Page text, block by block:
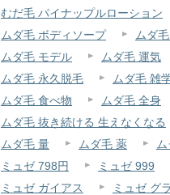
むだ毛 パイナップルローション
ムダ毛 ボディソープ
ムダ
ムダ毛 モデル
ムダ毛 運気
ムダ毛 永久脱毛
ムダ毛 雑
ムダ毛 食べ物
ムダ毛 全身
ムダ毛 抜き続ける 生えなくなる
ムダ毛 量
ムダ毛 薬
ミュゼ 798円
ミュゼ 999
ミュゼ ガイアス
ミュゼ グ